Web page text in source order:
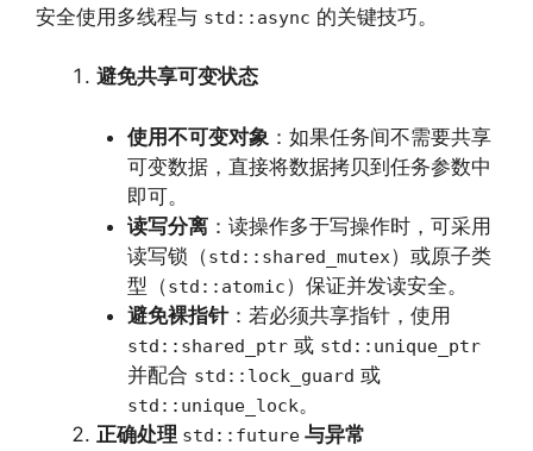
安全使用多线程与 std::async 的关键技巧。
避免共享可变状态
使用不可变对象 ：如果任务间不需要共享
可变数据，直接将数据拷贝到任务参数中
即可。
读写分离：读操作多于写操作时，可采用
读写锁（std::shared_mutex）或原子类
型（std::atomic）保证并发读安全。
避免裸指针：若必须共享指针，使用
std::shared_ptr或 std::unique_ptr
并配合 std::lock_guard 或
std::unique_lock。
正确处理 std::future 与异常